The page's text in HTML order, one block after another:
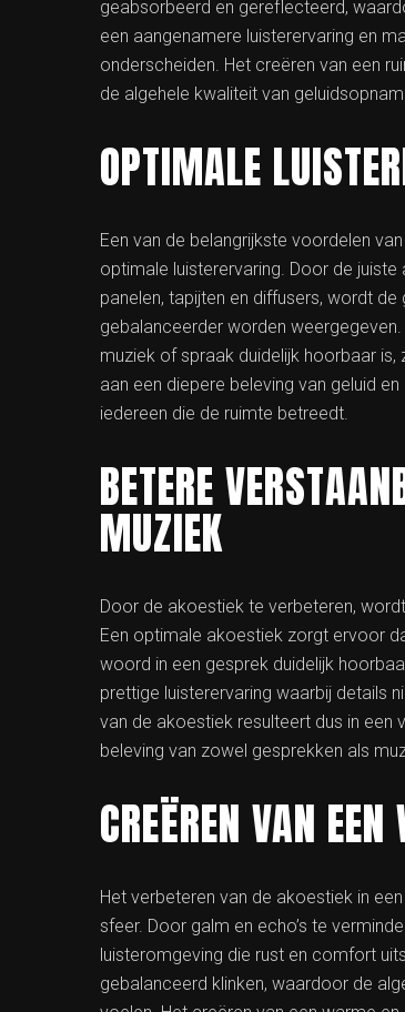
geabsorbeerd en gereflecteerd,
een aangenamere luisterervaring en
onderscheiden. Het creëren van een
de algehele kwaliteit van
OPTIMALE
Een van de belangrijkste voordelen
optimale luisterervaring. Door de
panelen, tapijten en diffusers, wordt
gebalanceerder worden
muziek of spraak duidelijk hoorbaar
aan een diepere beleving van geluid
iedereen die de ruimte betreedt.
BETERE
MUZIEK
Door de akoestiek te verbeteren,
Een optimale akoestiek zorgt ervoor
woord in een gesprek duidelijk
prettige luisterervaring waarbij details
van de akoestiek resulteert dus in een
beleving van zowel gesprekken als
CREËREN VAN
Het verbeteren van de akoestiek in
sfeer. Door galm en echo’s te
luisteromgeving die rust en comfort
gebalanceerd klinken, waardoor de